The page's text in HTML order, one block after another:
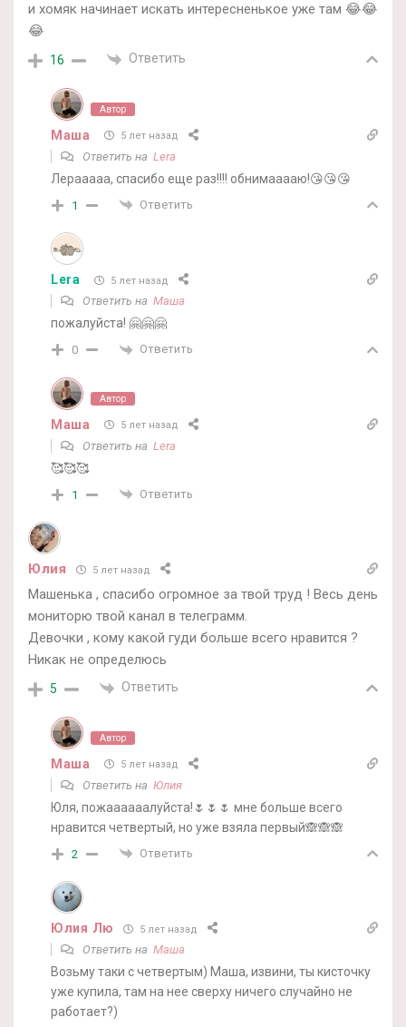
и хомяк начинает искать интересненькое уже там 😂😂
😂
16 Ответить
Автор
Маша 5 лет назад
Ответить на Lera
Лерааааа, спасибо еще раз!!!! обнимааааю!😘😘😘
1 Ответить
Lera 5 лет назад
Ответить на Маша
пожалуйста! 🤗🤗🤗
0 Ответить
Автор
Маша 5 лет назад
Ответить на Lera
🥰🥰🥰
1 Ответить
Юлия 5 лет назад
Машенька , спасибо огромное за твой труд ! Весь день
мониторю твой канал в телеграмм.
Девочки , кому какой гуди больше всего нравится ?
Никак не определюсь
5 Ответить
Автор
Маша 5 лет назад
Ответить на Юлия
Юля, пожаааааалуйста!🌷🌷🌷 мне больше всего
нравится четвертый, но уже взяла первый🙈🙈🙈
2 Ответить
Юлия Лю 5 лет назад
Ответить на Маша
Возьму таки с четвертым) Маша, извини, ты кисточку
уже купила, там на нее сверху ничего случайно не
работает?)